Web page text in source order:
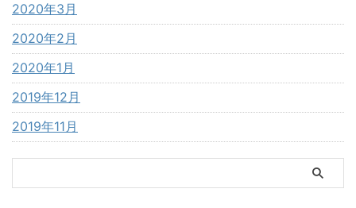
2020年3月
2020年2月
2020年1月
2019年12月
2019年11月